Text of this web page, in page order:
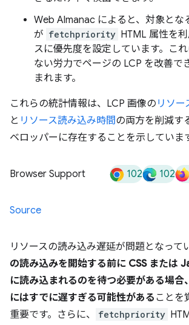
Web Almanac によると、対象とな
が fetchpriority HTML 属性を
スに優先度を設定しています。こ
ない労力でページの LCP を改善で
まれます。
これらの統計情報は、LCP 画像の リソー
と リソース読み込み時間の両方を削減す
ベロッパーに存在することを示していま
Browser Support 102 102
Source
リソースの読み込み遅延が問題となって
の読み込みを開始する前に CSS または
に読み込まれるのを待つ必要がある場合
にはすでに遅すぎる可能性がある ことを
重要です。さらに、
fetchpriority